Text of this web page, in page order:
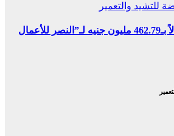
للتشيد والتعمير
“مدينة مصر” تسند أعمالاً بـ462.79 مليون جنيه لـ”النصر للأعمال